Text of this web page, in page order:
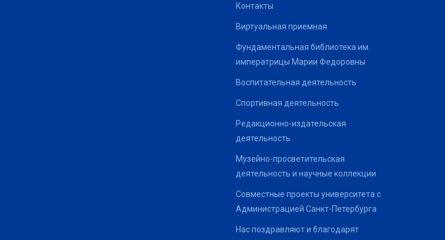
Контакты
Виртуальная приемная
Фундаментальная библиотека им.
императрицы Марии Федоровны
Воспитательная деятельность
Спортивная деятельность
Редакционно-издательская
деятельность
Музейно-просветительская
деятельность и научные коллекции
Совместные проекты университета с
Администрацией Санкт-Петербурга
Нас поздравляют и благодарят